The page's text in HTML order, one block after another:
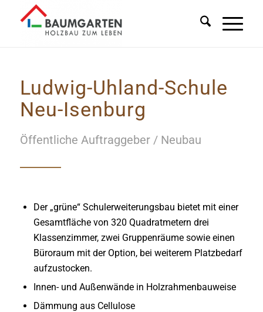
Ludwig-Uhland-Schule
Neu-Isenburg
Öffentliche Auftraggeber / Neubau
Der „grüne“ Schulerweiterungsbau bietet mit einer
Gesamtfläche von 320 Quadratmetern drei
Klassenzimmer, zwei Gruppenräume sowie einen
Büroraum mit der Option, bei weiterem Platzbedarf
aufzustocken.
Innen- und Außenwände in Holzrahmenbauweise
Dämmung aus Cellulose